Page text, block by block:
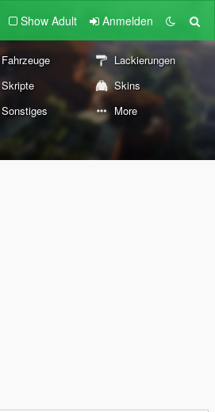
Show Adult Anmelden
Fahrzeuge
Lackierungen
Skripte
Skins
Sonstiges More